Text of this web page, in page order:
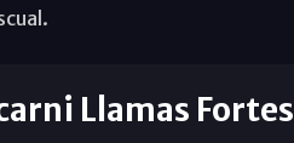
Llamas Fortes